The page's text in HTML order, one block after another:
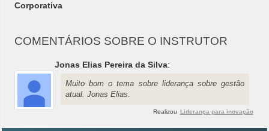
Corporativa
COMENTÁRIOS SOBRE O INSTRUTOR
Jonas Elias Pereira da Silva:
Muito bom o tema sobre liderança sobre gestão
atual. Jonas Elias.
Realizou Liderança para inovação